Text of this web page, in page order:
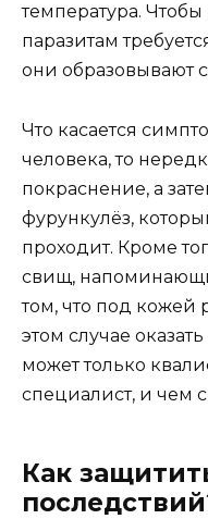
температура.
паразитам
они образовывают
Что касается
человека, то
покраснение, а
фурункулёз,
проходит. Кроме
свищ,
том, что под кожей
этом случае
может только
специалист, и чем
Как